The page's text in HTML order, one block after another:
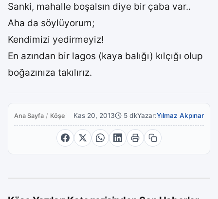
Sanki, mahalle boşalsın diye bir çaba var..
Aha da söylüyorum;
Kendimizi yedirmeyiz!
En azından bir lagos (kaya balığı) kılçığı olup
boğazınıza takılırız.
Ana Sayfa / Köşe YazılarıKas 20, 2013 5 dkYazar:Yılmaz Akpınar